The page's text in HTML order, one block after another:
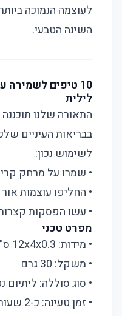
לעוצמה הנמוכה
השינה הטבעי.
10 טיפים
לילית
התאורה שלנו
בבריאות העיניים
לשימוש נכון:
• שמרו על מרחק
• החליפו עוצמות
• עשו הפסקות קצרות כל
מפרט טכני
• מידות: 12x4x0.3 ס"מ
• משקל: 30 גרם
• סוג סוללה: ליתיום
• זמן טעינה: כ-2 שעות